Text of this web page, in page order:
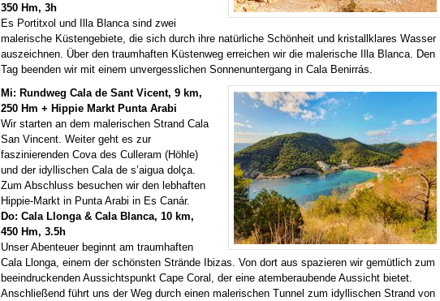
350 Hm, 3h
Es Portitxol und Illa Blanca sind zwei
malerische Küstengebiete, die sich durch ihre natürliche Schönheit und kristallklares Wasser
auszeichnen. Über den traumhaften Küstenweg erreichen wir die malerische Illa Blanca. Den
Tag beenden wir mit einem unvergesslichen Sonnenuntergang in Cala Benirrás.
Mi: Rundweg Cala de Sant Vicent, 9 km,
250 Hm + Hippie Markt Punta Arabi
Wir starten an dem malerischen Strand Cala
San Vincent. Weiter geht es zur
faszinierenden Cova des Culleram (Höhle)
und der idyllischen Cala de s’aigua dolça.
Zum Abschluss besuchen wir den lebhaften
Hippie-Markt in Punta Arabi in Es Canár.
Do: Cala Llonga & Cala Blanca, 10 km,
450 Hm, 3.5h
Unser Abenteuer beginnt am traumhaften
Cala Llonga, einem der schönsten Strände Ibizas. Von dort aus spazieren wir gemütlich zum
beeindruckenden Aussichtspunkt Cape Coral, der eine atemberaubende Aussicht bietet.
Anschließend führt uns der Weg durch einen malerischen Tunnel zum idyllischen Strand von